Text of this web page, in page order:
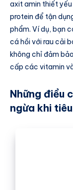
axit amin thiết
protein để tận
phẩm. Ví dụ, bạn
cá hồi với rau cải
không chỉ đảm
cấp các vitamin
Những điều
ngừa khi